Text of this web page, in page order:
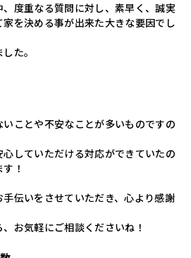
度重なる質問に対し、素早く、誠実
を決める事が出来た大きな要因でし
た。
ことや不安なことが多いものですの
していただける対応ができていたの
！
伝いをさせていただき、心より感謝
お気軽にご相談くださいね！